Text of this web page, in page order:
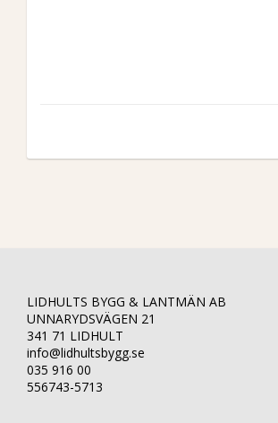
LIDHULTS BYGG & LANTMÄN AB
UNNARYDSVÄGEN 21
341 71 LIDHULT
info@lidhultsbygg.se
035 916 00
556743-5713